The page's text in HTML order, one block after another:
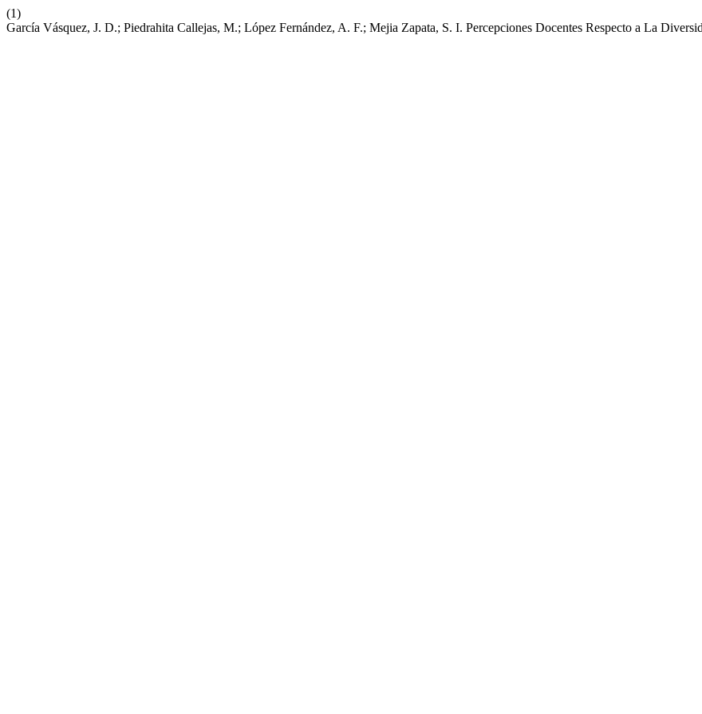
(1)
García Vásquez, J. D.; Piedrahita Callejas, M.; López Fernández, A. F.; Mejia Zapata, S. I. Percepciones Docentes Respecto a La